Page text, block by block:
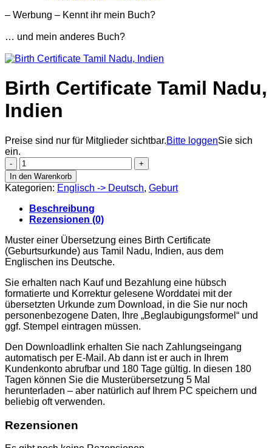
– Werbung – Kennt ihr mein Buch?
… und mein anderes Buch?
Birth Certificate Tamil Nadu,
Indien
Preise sind nur für Mitglieder sichtbar.Bitte loggenSie sich
ein.
Birth
Certificate
Tamil
Nadu,
Indien
Menge
In den Warenkorb
Kategorien: Englisch -> Deutsch, Geburt
Beschreibung
Rezensionen (0)
Muster einer Übersetzung eines Birth Certificate
(Geburtsurkunde) aus Tamil Nadu, Indien, aus dem
Englischen ins Deutsche.
Sie erhalten nach Kauf und Bezahlung eine hübsch
formatierte und Korrektur gelesene Worddatei mit der
übersetzten Urkunde zum Download, in die Sie nur noch
personenbezogene Daten, Ihre „Beglaubigungsformel“ und
ggf. Stempel eintragen müssen.
Den Downloadlink erhalten Sie nach Zahlungseingang
automatisch per E-Mail. Ab dann ist er auch in Ihrem
Kundenkonto abrufbar und 180 Tage gültig. In diesen 180
Tagen können Sie die Musterübersetzung 5 Mal
herunterladen – aber natürlich auf Ihrem PC speichern und
beliebig oft verwenden.
Rezensionen